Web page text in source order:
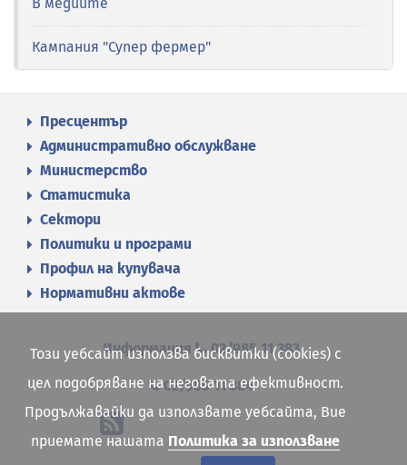
Кампания "Супер фермер"
Пресцентър
Административно обслужване
Министерство
Статистика
Сектори
Политики и програми
Профил на купувача
Нормативни актове
Информация 02/985 11 383
02/985 11 384
Този уебсайт използва бисквитки (cookies) с
цел подобряване на неговата ефективност.
Продължавайки да използвате уебсайта, Вие
приемате нашата Политика за използване